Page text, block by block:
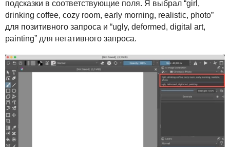
подсказки в соответствующие поля. Я выбрал “girl,
drinking coffee, cozy room, early morning, realistic, photo”
для позитивного запроса и “ugly, deformed, digital art,
painting” для негативного запроса.